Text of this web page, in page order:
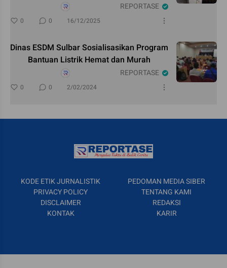
REPORTASE
0 0 16/12/2025
Dinas ESDM Sulbar Sosialisasikan Program
Bantuan Listrik Hemat dan Murah
REPORTASE
0 0 2/02/2024
KODE ETIK JURNALISTIK
PEDOMAN MEDIA SIBER
PRIVACY POLICY
TENTANG KAMI
DISCLAIMER
REDAKSI
KONTAK
KARIR